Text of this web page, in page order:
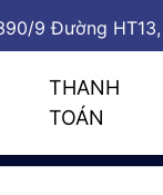
9 Đường
THANH
TOÁN